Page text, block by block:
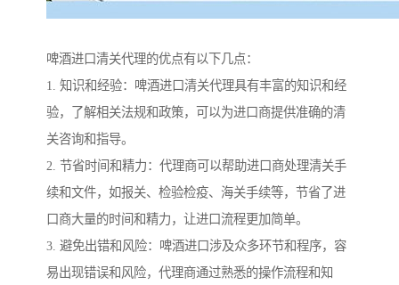
啤酒进口清关代理的优点有以下几点：
1. 知识和经验：啤酒进口清关代理具有丰富的知识和经
验，了解相关法规和政策，可以为进口商提供准确的清
关咨询和指导。
2. 节省时间和精力：代理商可以帮助进口商处理清关手
续和文件，如报关、检验检疫、海关手续等，节省了进
口商大量的时间和精力，让进口流程更加简单。
3. 避免出错和风险：啤酒进口涉及众多环节和程序，容
易出现错误和风险，代理商通过熟悉的操作流程和知